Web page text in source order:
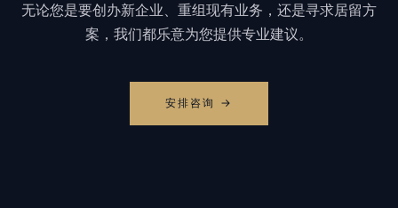
无论您是要创办新企业、重组现有业务，还是寻求居留方
案，我们都乐意为您提供专业建议。
安排咨询 →